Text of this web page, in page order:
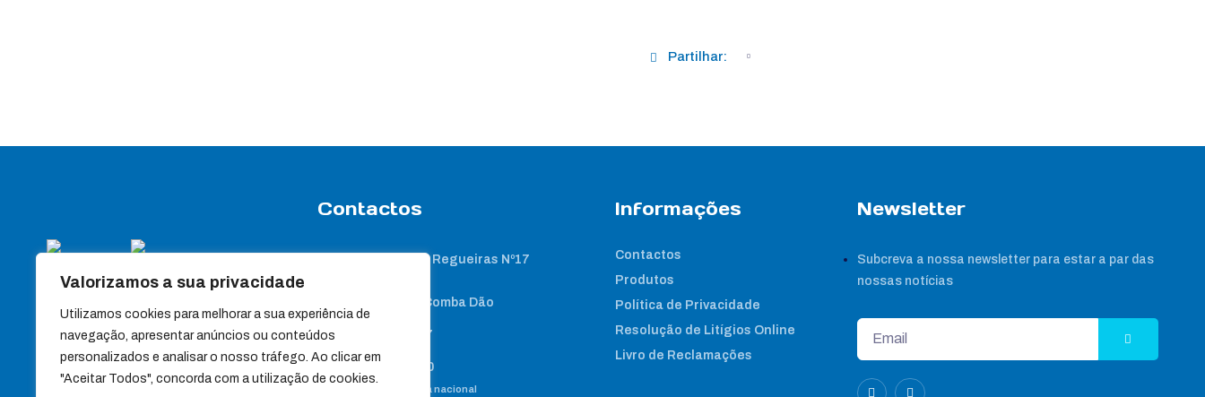
Valorizamos a sua privacidade
Utilizamos cookies para melhorar a sua experiência de
navegação, apresentar anúncios ou conteúdos
personalizados e analisar o nosso tráfego. Ao clicar em
"Aceitar Todos", concorda com a utilização de cookies.
Partilhar:
Contactos
Rua Travessa das Regueiras Nº17
3440-358 Santa Comba Dão
(+351) 232 882 267
(+351) 232 888 460
Chamada para rede fixa nacional
Informações
Contactos
Produtos
Política de Privacidade
Resolução de Litígios Online
Livro de Reclamações
Newsletter
Subcreva a nossa newsletter para estar a par das
nossas notícias